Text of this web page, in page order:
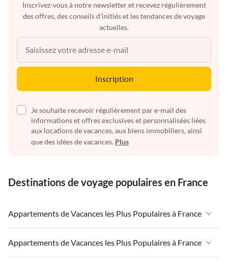
Inscrivez-vous à notre newsletter et recevez régulièrement
des offres, des conseils d'initiés et les tendances de voyage
actuelles.
Inscription
Je souhaite recevoir régulièrement par e-mail des
informations et offres exclusives et personnalisées liées
aux locations de vacances, aux biens immobiliers, ainsi
que des idées de vacances. Plus
Destinations de voyage populaires en France
Appartements de Vacances les Plus Populaires à France
Appartements de Vacances à France
Appartements de Vacances à Paris-Ile de France
Appartements de Vacances les Plus Populaires à France